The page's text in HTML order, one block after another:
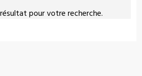
pour votre recherche.